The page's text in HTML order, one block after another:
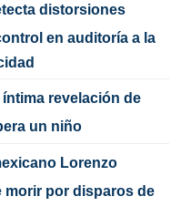
distorsiones
en auditoría a la
revelación de
un niño
Lorenzo
morir por disparos de